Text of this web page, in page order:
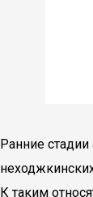
Ранние
К таким